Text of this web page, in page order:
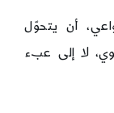
أن يتحوّل
لا إلى عبء